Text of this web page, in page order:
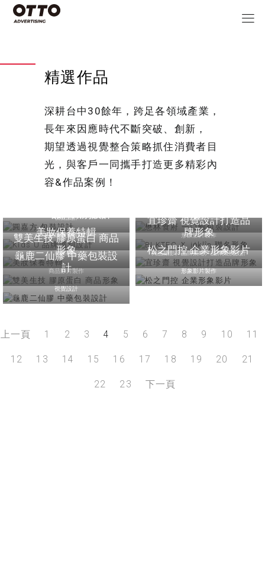
精選作品
深耕台中30餘年，跨足各領域產業，
長年來因應時代不斷突破、創新，
期望透過視覺整合策略抓住消費者目
光，與客戶一同攜手打造更多精彩內
容&作品案例！
視覺設計 視覺設計
品牌識別設計 形象影片製作
美妝保養特輯
商品攝影
宜珍齋 視覺設計打造品
牌形象
商品攝影／品牌策略／品牌識別設計
雙美生技 膠原蛋白 商品
形象
商品影片製作
松之門控 企業形象影片
形象影片製作
龜鹿二仙膠 中藥包裝設
計
視覺設計
上一頁 1 2 3 4 5 6 7 8 9 10 11
12 13 14 15 16 17 18 19 20 21
22 23 下一頁